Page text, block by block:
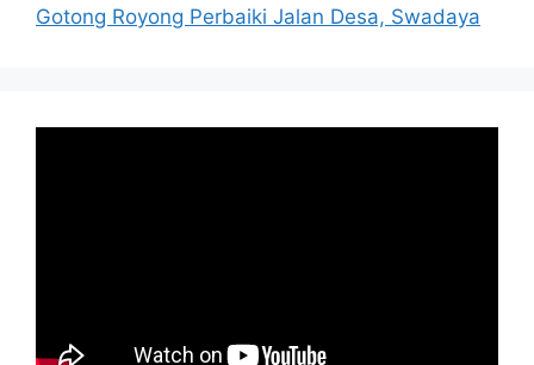
Gotong Royong Perbaiki Jalan Desa, Swadaya